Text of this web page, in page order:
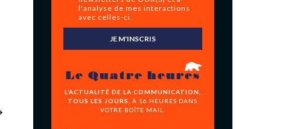
l'analyse de mes interactions
avec celles-ci.
JE M'INSCRIS
Le Quatre heures
L’ACTUALITÉ DE LA COMMUNICATION,
TOUS LES JOURS,
À 16 HEURES DANS
VOTRE BOÎTE MAIL.